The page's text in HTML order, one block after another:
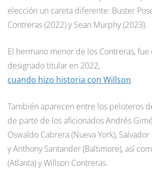
elección un careta diferente: Buster
Contreras (2022) y Sean Murphy (2023).
El hermano menor de los Contreras,
designado titular en 2022,
cuando hizo historia con Willson.
También aparecen entre los peloteros
de parte de los aficionados Andrés
Oswaldo Cabrera (Nueva York), Salvador
y Anthony Santander (Baltimore), así
(Atlanta) y Willson Contreras.